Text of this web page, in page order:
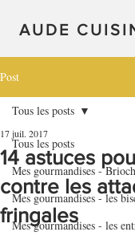
AUDE
Post
Tous les posts
Mes gourmandises -
Mes gourmandises - les
Mes gourmandises - les
Tous les posts
14 astuces
contre les
fringales
17 juil. 2017